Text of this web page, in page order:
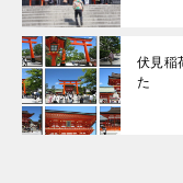
伏見
た